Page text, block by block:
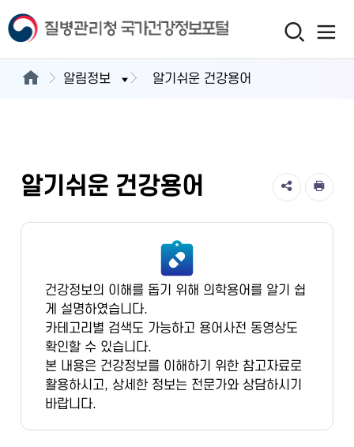
알림정보 알기쉬운 건강용어
알기쉬운 건강용어
건강정보의 이해를 돕기 위해 의학용어를 알기 쉽
게 설명하였습니다.
카테고리별 검색도 가능하고 용어사전 동영상도
확인할 수 있습니다.
본 내용은 건강정보를 이해하기 위한 참고자료로
활용하시고, 상세한 정보는 전문가와 상담하시기
바랍니다.